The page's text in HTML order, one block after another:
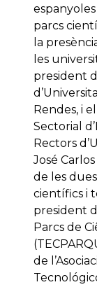
parcs
la
les
president
Rendes, i
Sectorial
Rectors
José
de les
científics i
president
Parcs de
de